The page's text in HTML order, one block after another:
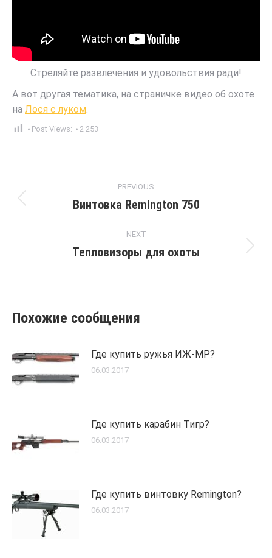
Стреляйте развлечения и удовольствия ради!
А вот другая тематика, на страничке видео об охоте
на Лося с луком.
Post Views: 2 253
navigation
PREVIOUS
Previous
Винтовка Remington 750
NEXT
Next
Тепловизоры для охоты
Похожие сообщения
Где купить ружья ИЖ-МР?
06.03.2017
Где купить карабин Тигр?
06.03.2017
Где купить винтовку Remington?
06.03.2017